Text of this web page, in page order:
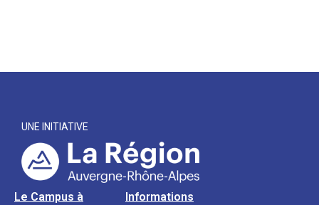
UNE INITIATIVE
Le Campus à
Informations